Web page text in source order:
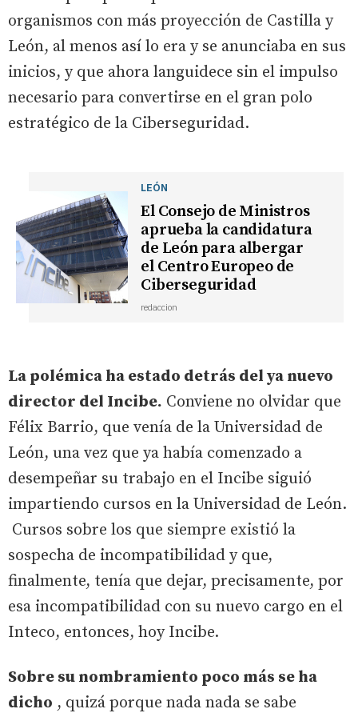
organismos con más proyección de Castilla y
León, al menos así lo era y se anunciaba en sus
inicios, y que ahora languidece sin el impulso
necesario para convertirse en el gran polo
estratégico de la Ciberseguridad.
LEÓN
El Consejo de Ministros
aprueba la candidatura
de León para albergar
el Centro Europeo de
Ciberseguridad
redaccion
La polémica ha estado detrás del ya nuevo
director del Incibe. Conviene no olvidar que
Félix Barrio, que venía de la Universidad de
León, una vez que ya había comenzado a
desempeñar su trabajo en el Incibe siguió
impartiendo cursos en la Universidad de León.
Cursos sobre los que siempre existió la
sospecha de incompatibilidad y que,
finalmente, tenía que dejar, precisamente, por
esa incompatibilidad con su nuevo cargo en el
Inteco, entonces, hoy Incibe.
Sobre su nombramiento poco más se ha
dicho , quizá porque nada nada se sabe